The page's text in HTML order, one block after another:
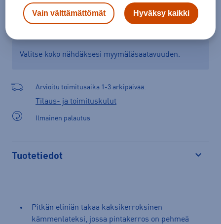
Tarkista saatavuus ja tilaa myymälästä
Verkkokauppa: Ei saatavilla Myymälät: Saatavilla
Valitse koko nähdäksesi myymäläsaatavuuden.
Arvioitu toimitusaika 1-3 arkipäivää.
Tilaus- ja toimituskulut
Ilmainen palautus
Tuotetiedot
Pitkän eliniän takaa kaksikerroksinen
kämmenlateksi, jossa pintakerros on pehmeä
Vain välttämättömät Hyväksy kaikki